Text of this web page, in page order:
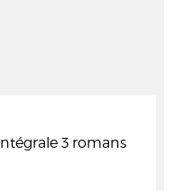
3 romans